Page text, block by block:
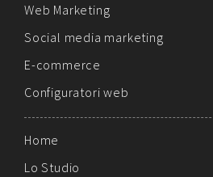
Web Marketing
Social media marketing
E-commerce
Configuratori web
Home
Lo Studio